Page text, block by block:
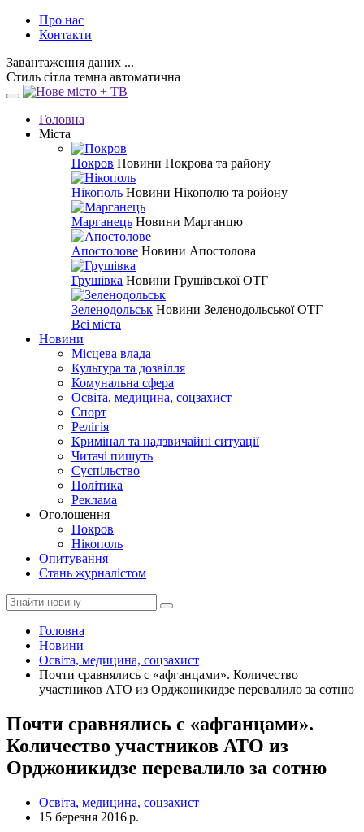
Про нас
Контакти
Завантаження даних ...
Стиль сітла темна автоматична
Головна
Міста
Покров Новини Покрова та району
Нікополь Новини Нікополю та ройону
Марганець Новини Марганцю
Апостолове Новини Апостолова
Грушівка Новини Грушівської ОТГ
Зеленодольськ Новини Зеленодольської ОТГ
Всі міста
Новини
Місцева влада
Культура та дозвілля
Комунальна сфера
Освіта, медицина, соцзахист
Спорт
Релігія
Кримінал та надзвичайні ситуації
Читачі пишуть
Суспільство
Політика
Реклама
Оголошення
Покров
Нікополь
Опитування
Стань журналістом
Головна
Новини
Освіта, медицина, соцзахист
Почти сравнялись с «афганцами». Количество
участников АТО из Орджоникидзе перевалило за сотню
Почти сравнялись с «афганцами».
Количество участников АТО из
Орджоникидзе перевалило за сотню
Освіта, медицина, соцзахист
15 березня 2016 р.